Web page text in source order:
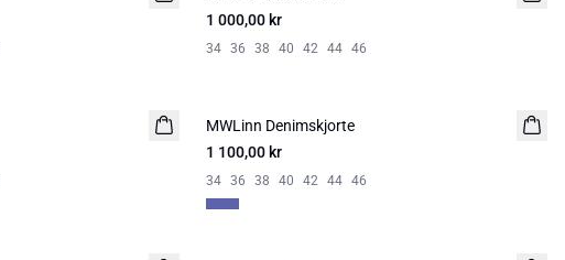
1 000,00 kr
34 36 38 40 42 44 46
NYHED
MWLinn Denimskjorte
1 100,00 kr
34 36 38 40 42 44 46